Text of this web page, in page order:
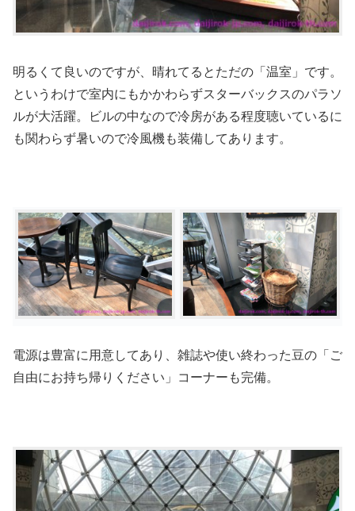
明るくて良いのですが、晴れてるとただの「温室」です。
というわけで室内にもかかわらずスターバックスのパラソ
ルが大活躍。ビルの中なので冷房がある程度聴いているに
も関わらず暑いので冷風機も装備してあります。
電源は豊富に用意してあり、雑誌や使い終わった豆の「ご
自由にお持ち帰りください」コーナーも完備。